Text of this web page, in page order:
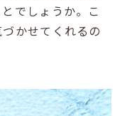
でしょうか。こ
かせてくれるの